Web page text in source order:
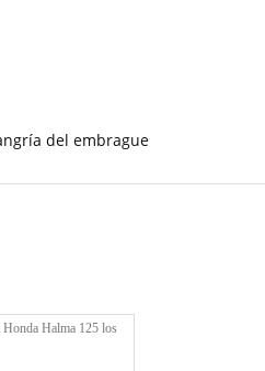
del embrague